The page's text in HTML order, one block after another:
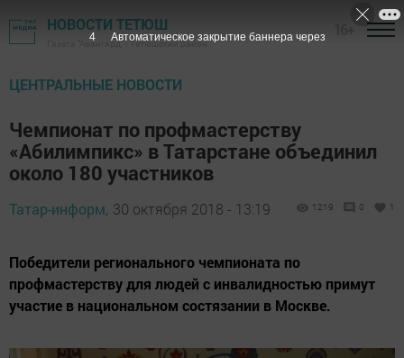
НОВОСТИ ТЕТЮШ
Газета "Авангард" - Тетюшский район
ЦЕНТРАЛЬНЫЕ НОВОСТИ
Чемпионат по профмастерству
«Абилимпикс» в Татарстане объединил
около 180 участников
Татар-информ, 30 октября 2018 - 13:19 1219 0 1
Победители регионального чемпионата по
профмастерству для людей с инвалидностью примут
участие в национальном состязании в Москве.
3 Автоматическое закрытие баннера через